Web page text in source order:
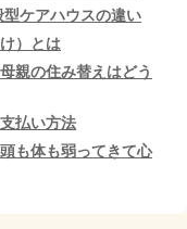
ケアハウスの違い
）とは
親の住み替えはどう
払い方法
も体も弱ってきて心